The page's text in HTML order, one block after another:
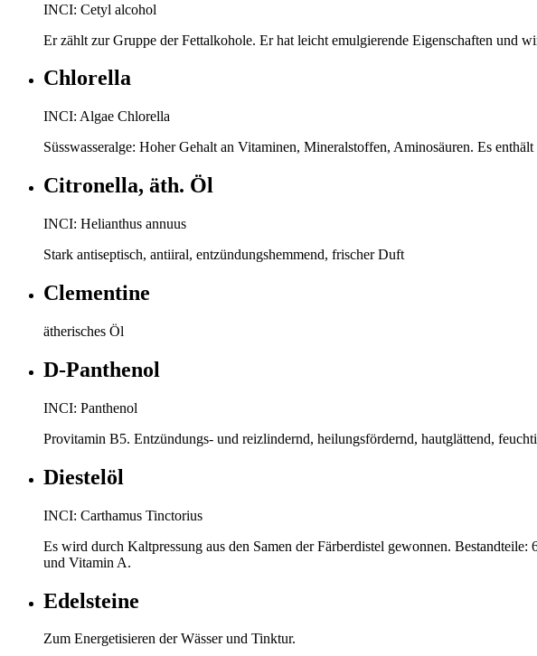
INCI: Cetyl alcohol
Er zählt zur Gruppe der Fettalkohole. Er hat leicht emulgierende Eigenschaften und
Chlorella
INCI: Algae Chlorella
Süsswasseralge: Hoher Gehalt an Vitaminen, Mineralstoffen, Aminosäuren. Es
Citronella, äth. Öl
INCI: Helianthus annuus
Stark antiseptisch, antiiral, entzündungshemmend, frischer Duft
Clementine
ätherisches Öl
D-Panthenol
INCI: Panthenol
Provitamin B5. Entzündungs- und reizlindernd, heilungsfördernd, hautglättend,
Diestelöl
INCI: Carthamus Tinctorius
Es wird durch Kaltpressung aus den Samen der Färberdistel gewonnen.
und Vitamin A.
Edelsteine
Zum Energetisieren der Wässer und Tinktur.